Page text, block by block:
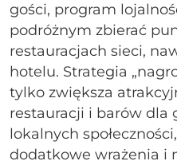
gości, program
podróżnym zbierać
restauracjach sieci,
hotelu. Strategia
tylko zwiększa
restauracji i barów dla
lokalnych
dodatkowe wrażenia i